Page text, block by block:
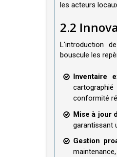
les acteurs
2.2
L'introduction
bouscule les
Inventaire
conformité
Mise à jour
garantissant
Gestion